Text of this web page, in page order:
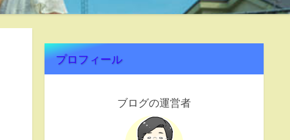
プロフィール
ブログの運営者